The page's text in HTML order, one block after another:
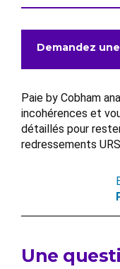
Demandez
Paie by Cobham
incohérences et
détaillés pour
redressements
Une